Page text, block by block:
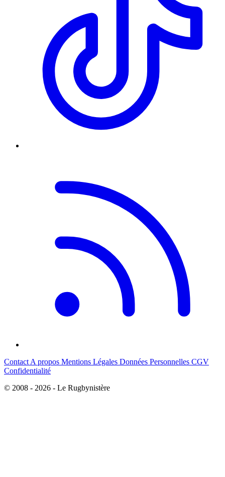
Contact A propos Mentions Légales Données Personnelles CGV
Confidentialité
© 2008 - 2026 - Le Rugbynistère